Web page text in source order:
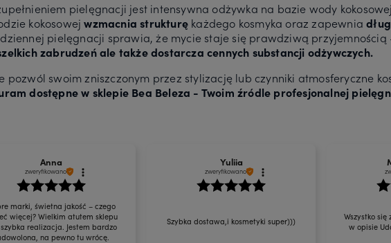
pielęgnacji jest intensywna odżywka na bazie wody
kokosowej wzmacnia strukturę każdego kosmyka oraz zapewnia
pielęgnacji sprawia, że mycie staje się prawdziwą przyjemnością
zabrudzeń ale także dostarcza cennych substancji odżywczych.
pozwól swoim zniszczonym przez stylizację lub czynniki atmosferyczne
dostępne w sklepie Bea Beleza - Twoim źródle profesjonalnej
Anna
zweryfikowano
marki, świetna jakość – czego
więcej? Wielkim atutem sklepu
realizacja. Jestem bardzo
na pewno tu wrócę.
Yuliia
zweryfikowano
Szybka dostawa,i kosmetyki super)))
Wszystko się
w opisie